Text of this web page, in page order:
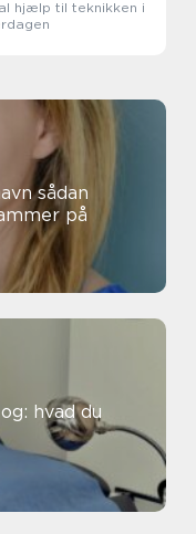
hjælp til teknikken i
på
hvad du